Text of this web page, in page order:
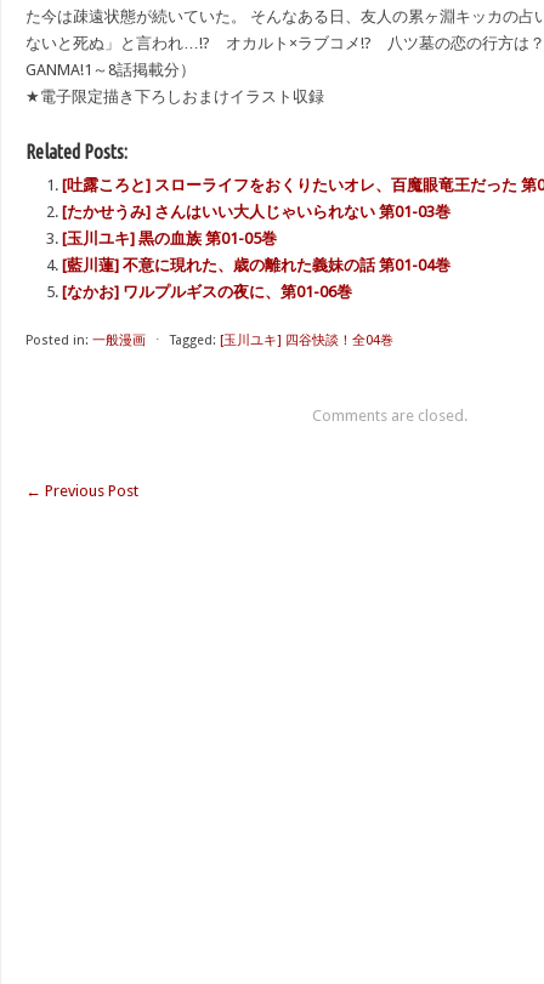
た今は疎遠状態が続いていた。 そんなある日、友人の累ヶ淵キッカの占
ないと死ぬ」と言われ…!? オカルト×ラブコメ!? 八ツ墓の恋の行方は
GANMA!1～8話掲載分）
★電子限定描き下ろしおまけイラスト収録
Related Posts:
[吐露ころと] スローライフをおくりたいオレ、百魔眼竜王だった 第
[たかせうみ] さんはいい大人じゃいられない 第01-03巻
[玉川ユキ] 黒の血族 第01-05巻
[藍川蓮] 不意に現れた、歳の離れた義妹の話 第01-04巻
[なかお] ワルプルギスの夜に、第01-06巻
Posted in: 一般漫画 ⋅ Tagged: [玉川ユキ] 四谷快談！全04巻
Comments are closed.
← Previous Post